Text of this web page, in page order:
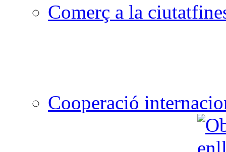
Comerç a la ciutat
Cooperació